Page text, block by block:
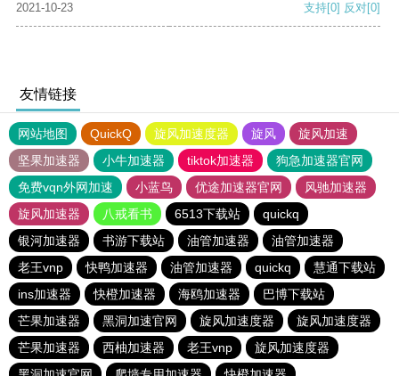
2021-10-23 支持[0] 反对[0]
友情链接
网站地图 QuickQ 旋风加速度器 旋风
旋风加速
坚果加速器
小牛加速器 tiktok加速器
狗急加速器官网
免费vqn外网加速
小蓝鸟 优途加速器官网
风驰加速器
旋风加速器
八戒看书 6513下载站
quickq
银河加速器
书游下载站 油管加速器
油管加速器
老王vnp
快鸭加速器 油管加速器 quickq
慧通下载站
ins加速器
快橙加速器 海鸥加速器
巴博下载站
芒果加速器
黑洞加速官网 旋风加速度器
旋风加速度器
芒果加速器
西柚加速器 老王vnp
旋风加速度器